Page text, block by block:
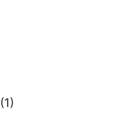
(1)